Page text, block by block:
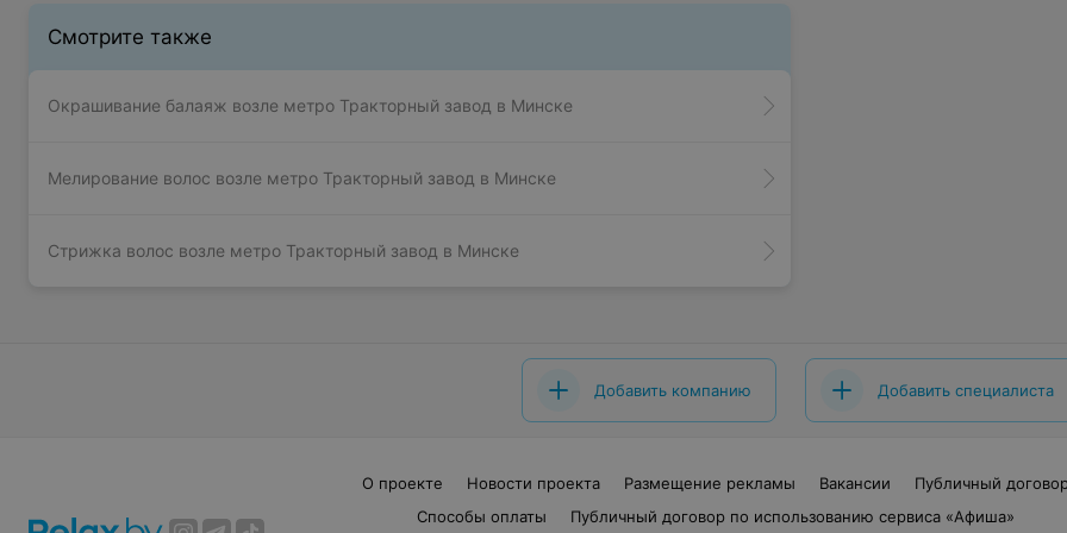
Смотрите также
Окрашивание балаяж возле метро Тракторный завод в Минске
Мелирование волос возле метро Тракторный завод в Минске
Стрижка волос возле метро Тракторный завод в Минске
Добавить компанию Добавить специалиста
О проекте Новости проекта Размещение рекламы Вакансии
Публичный
Способы оплаты
Публичный договор по использованию сервиса «Афиша»